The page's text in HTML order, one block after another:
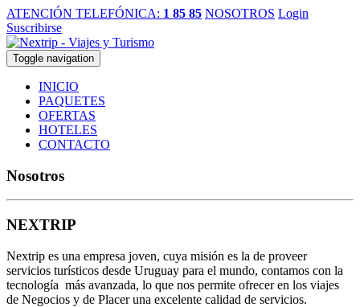
ATENCIÓN TELEFÓNICA: 1 85 85 NOSOTROS Login
Suscribirse
Toggle navigation
INICIO
PAQUETES
OFERTAS
HOTELES
CONTACTO
Nosotros
NEXTRIP
Nextrip es una empresa joven, cuya misión es la de proveer
servicios turísticos desde Uruguay para el mundo, contamos con la
tecnología más avanzada, lo que nos permite ofrecer en los viajes
de Negocios y de Placer una excelente calidad de servicios.